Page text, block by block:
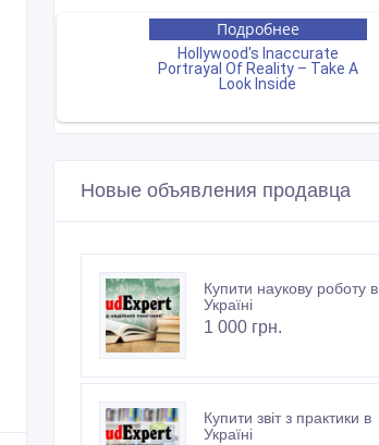
Новые объявления продавца
Купити наукову роботу в
Україні
1 000 грн.
Купити звіт з практики в
Україні